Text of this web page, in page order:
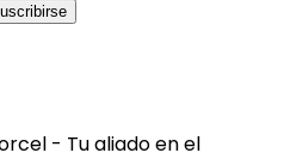
- Tu aliado en el